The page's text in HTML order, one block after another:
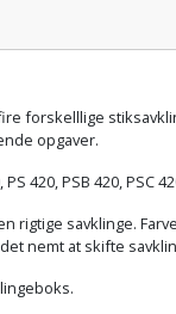
forskelllige
opgaver.
420, PSB 420, PSC
rigtige savklinge.
nemt at skifte